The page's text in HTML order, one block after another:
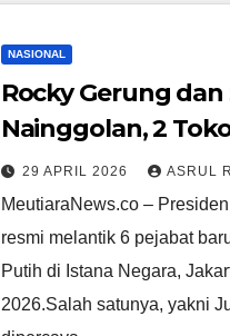
NASIONAL
Rocky Gerung
Nainggolan, 2
Jokowi Itu Hadiri
Reshuffle Kabinet
29 APRIL 2026 ASRUL R
‎MeutiaraNews.co –
resmi melantik 6 pejabat
Putih di Istana Negara,
2026.‎‎Salah satunya, yakni